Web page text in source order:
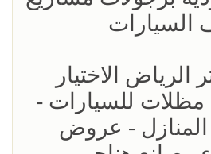
السيارات
الاختيار
مظلات للسيارات -
المنازل - عروض